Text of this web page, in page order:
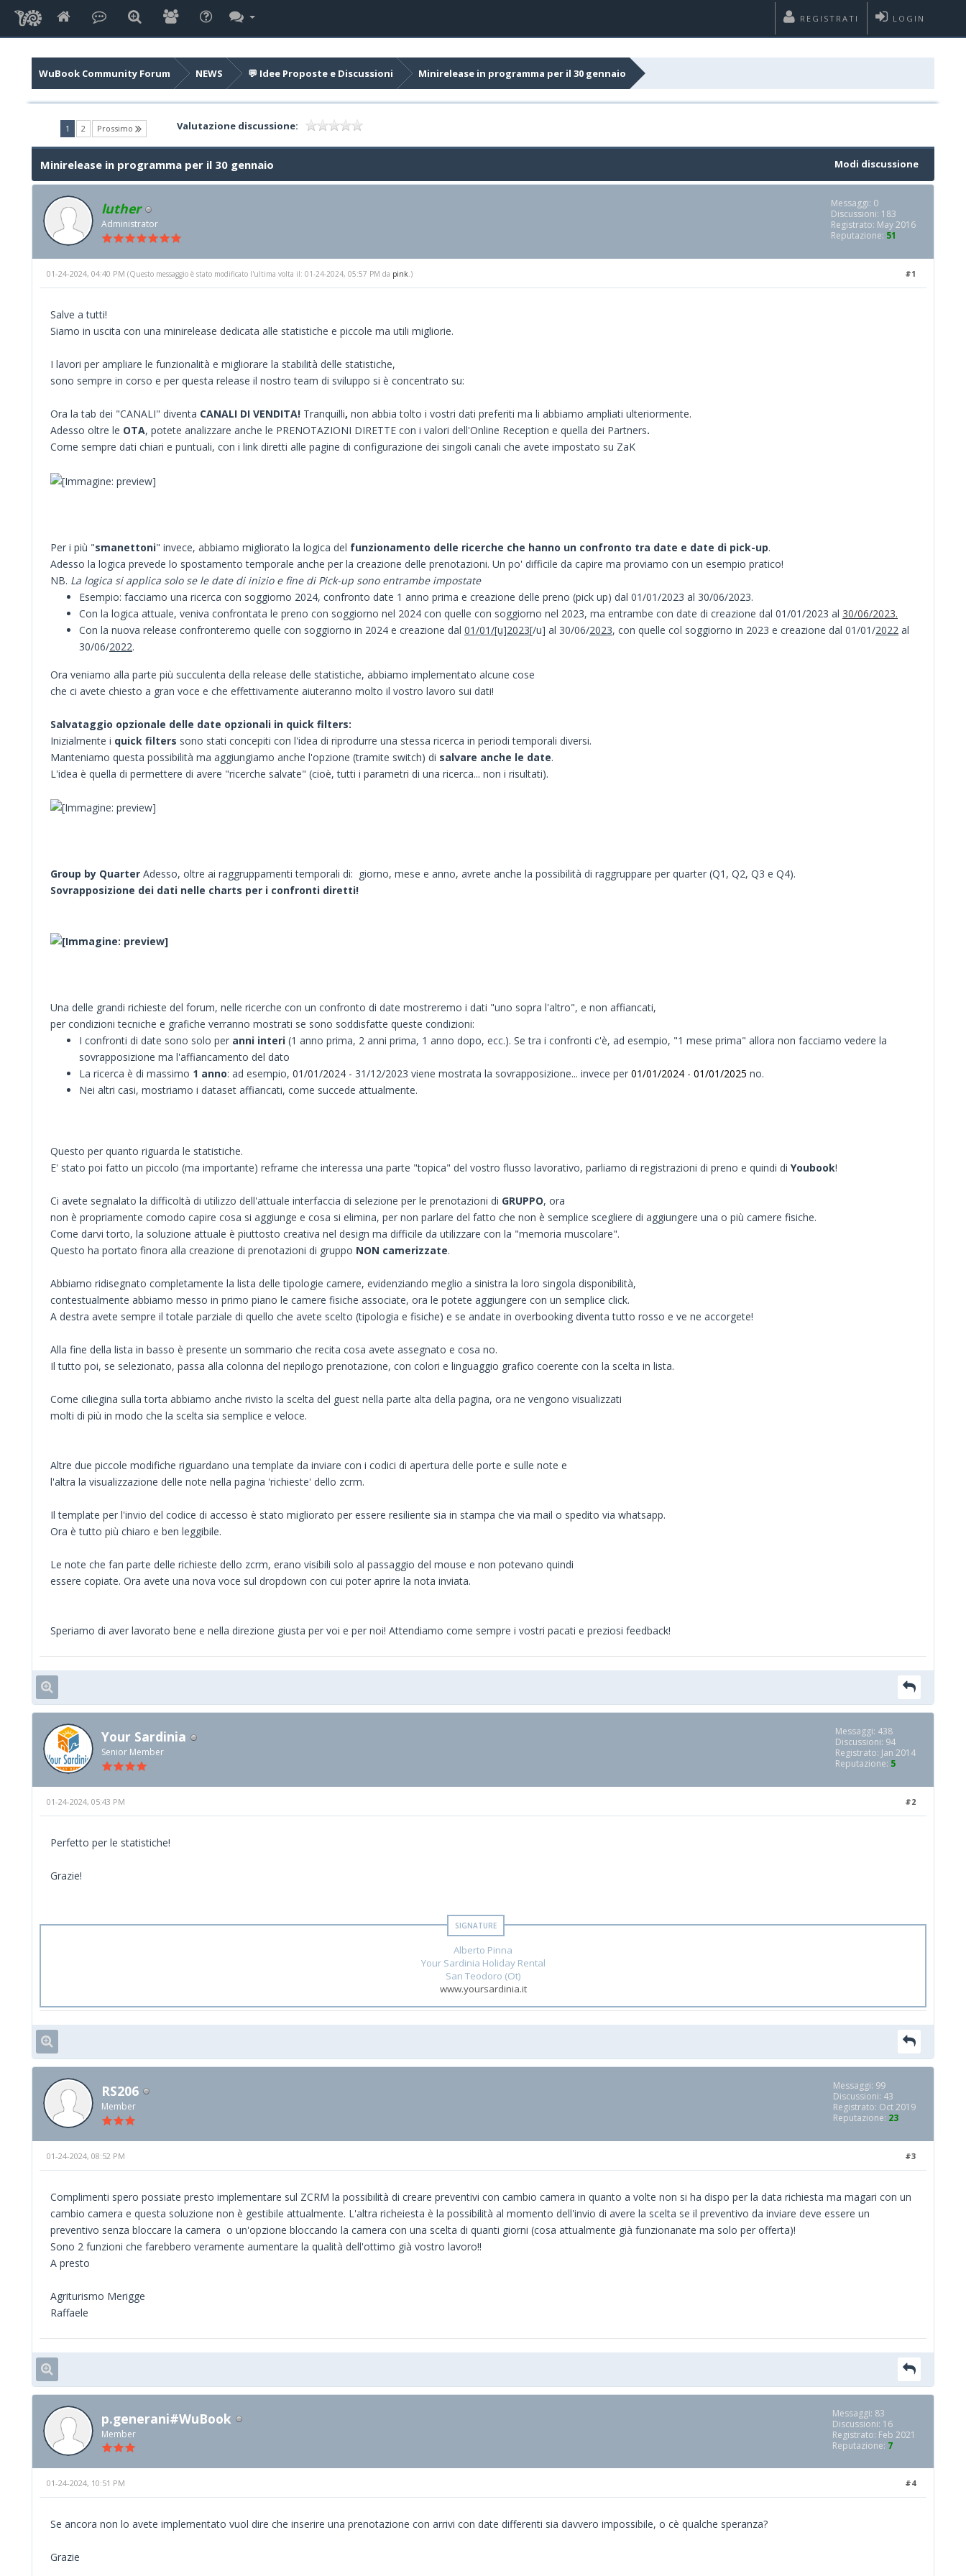
LOGIN
REGISTRATI
WuBook Community Forum NEWS 💬 Idee Proposte e Discussioni Minirelease in programma per il 30 gennaio
1 (current)
2 Prossimo Valutazione discussione:
Modi discussione
Minirelease in programma per il 30 gennaio
luther
Administrator
Messaggi: 0
Discussioni: 183
Registrato: May 2016
Reputazione: 51
#1
01-24-2024, 04:40 PM (Questo messaggio è stato modificato l'ultima volta il: 01-24-2024, 05:57 PM da pink .)
Salve a tutti!
Siamo in uscita con una minirelease dedicata alle statistiche e piccole ma utili migliorie.
I lavori per ampliare le funzionalità e migliorare la stabilità delle statistiche,
sono sempre in corso e per questa release il nostro team di sviluppo si è concentrato su:
Ora la tab dei "CANALI" diventa CANALI DI VENDITA! Tranquilli, non abbia tolto i vostri dati preferiti ma li abbiamo ampliati ulteriormente.
Adesso oltre le OTA, potete analizzare anche le PRENOTAZIONI DIRETTE con i valori dell'Online Reception e quella dei Partners.
Come sempre dati chiari e puntuali, con i link diretti alle pagine di configurazione dei singoli canali che avete impostato su ZaK
Per i più "smanettoni" invece, abbiamo migliorato la logica del funzionamento delle ricerche che hanno un confronto tra date e date di pick-up.
Adesso la logica prevede lo spostamento temporale anche per la creazione delle prenotazioni. Un po' difficile da capire ma proviamo con un esempio pratico!
NB. La logica si applica solo se le date di inizio e fine di Pick-up sono entrambe impostate
Esempio: facciamo una ricerca con soggiorno 2024, confronto date 1 anno prima e creazione delle preno (pick up) dal 01/01/2023 al 30/06/2023.
Con la logica attuale, veniva confrontata le preno con soggiorno nel 2024 con quelle con soggiorno nel 2023, ma entrambe con date di creazione dal 01/01/2023 al 30/06/2023.
Con la nuova release confronteremo quelle con soggiorno in 2024 e creazione dal 01/01/[u]2023[/u] al 30/06/2023, con quelle col soggiorno in 2023 e creazione dal 01/01/2022 al
30/06/2022.
Ora veniamo alla parte più succulenta della release delle statistiche, abbiamo implementato alcune cose
che ci avete chiesto a gran voce e che effettivamente aiuteranno molto il vostro lavoro sui dati!
Salvataggio opzionale delle date opzionali in quick filters:
Inizialmente i quick filters sono stati concepiti con l'idea di riprodurre una stessa ricerca in periodi temporali diversi.
Manteniamo questa possibilità ma aggiungiamo anche l'opzione (tramite switch) di salvare anche le date.
L'idea è quella di permettere di avere "ricerche salvate" (cioè, tutti i parametri di una ricerca... non i risultati).
Group by Quarter Adesso, oltre ai raggruppamenti temporali di: giorno, mese e anno, avrete anche la possibilità di raggruppare per quarter (Q1, Q2, Q3 e Q4).
Sovrapposizione dei dati nelle charts per i confronti diretti!
Una delle grandi richieste del forum, nelle ricerche con un confronto di date mostreremo i dati "uno sopra l'altro", e non affiancati,
per condizioni tecniche e grafiche verranno mostrati se sono soddisfatte queste condizioni:
I confronti di date sono solo per anni interi (1 anno prima, 2 anni prima, 1 anno dopo, ecc.). Se tra i confronti c'è, ad esempio, "1 mese prima" allora non facciamo vedere la
sovrapposizione ma l'affiancamento del dato
La ricerca è di massimo 1 anno: ad esempio, 01/01/2024 - 31/12/2023 viene mostrata la sovrapposizione... invece per 01/01/2024 - 01/01/2025 no.
Nei altri casi, mostriamo i dataset affiancati, come succede attualmente.
Questo per quanto riguarda le statistiche.
E' stato poi fatto un piccolo (ma importante) reframe che interessa una parte "topica" del vostro flusso lavorativo, parliamo di registrazioni di preno e quindi di Youbook!
Ci avete segnalato la difficoltà di utilizzo dell'attuale interfaccia di selezione per le prenotazioni di GRUPPO, ora
non è propriamente comodo capire cosa si aggiunge e cosa si elimina, per non parlare del fatto che non è semplice scegliere di aggiungere una o più camere fisiche.
Come darvi torto, la soluzione attuale è piuttosto creativa nel design ma difficile da utilizzare con la "memoria muscolare".
Questo ha portato finora alla creazione di prenotazioni di gruppo NON camerizzate.
Abbiamo ridisegnato completamente la lista delle tipologie camere, evidenziando meglio a sinistra la loro singola disponibilità,
contestualmente abbiamo messo in primo piano le camere fisiche associate, ora le potete aggiungere con un semplice click.
A destra avete sempre il totale parziale di quello che avete scelto (tipologia e fisiche) e se andate in overbooking diventa tutto rosso e ve ne accorgete!
Alla fine della lista in basso è presente un sommario che recita cosa avete assegnato e cosa no.
Il tutto poi, se selezionato, passa alla colonna del riepilogo prenotazione, con colori e linguaggio grafico coerente con la scelta in lista.
Come ciliegina sulla torta abbiamo anche rivisto la scelta del guest nella parte alta della pagina, ora ne vengono visualizzati
molti di più in modo che la scelta sia semplice e veloce.
Altre due piccole modifiche riguardano una template da inviare con i codici di apertura delle porte e sulle note e
l'altra la visualizzazione delle note nella pagina 'richieste' dello zcrm.
Il template per l'invio del codice di accesso è stato migliorato per essere resiliente sia in stampa che via mail o spedito via whatsapp.
Ora è tutto più chiaro e ben leggibile.
Le note che fan parte delle richieste dello zcrm, erano visibili solo al passaggio del mouse e non potevano quindi
essere copiate. Ora avete una nova voce sul dropdown con cui poter aprire la nota inviata.
Speriamo di aver lavorato bene e nella direzione giusta per voi e per noi! Attendiamo come sempre i vostri pacati e preziosi feedback!
Your Sardinia
Senior Member
Messaggi: 438
Discussioni: 94
Registrato: Jan 2014
Reputazione: 5
#2
01-24-2024, 05:43 PM
Perfetto per le statistiche!
Grazie!
Alberto Pinna
Your Sardinia Holiday Rental
San Teodoro (Ot)
www.yoursardinia.it
RS206
Member
Messaggi: 99
Discussioni: 43
Registrato: Oct 2019
Reputazione: 23
#3
01-24-2024, 08:52 PM
Complimenti spero possiate presto implementare sul ZCRM la possibilità di creare preventivi con cambio camera in quanto a volte non si ha dispo per la data richiesta ma magari con un
cambio camera e questa soluzione non è gestibile attualmente. L'altra richeiesta è la possibilità al momento dell'invio di avere la scelta se il preventivo da inviare deve essere un
preventivo senza bloccare la camera o un'opzione bloccando la camera con una scelta di quanti giorni (cosa attualmente già funzionanate ma solo per offerta)!
Sono 2 funzioni che farebbero veramente aumentare la qualità dell'ottimo già vostro lavoro!!
A presto
Agriturismo Merigge
Raffaele
p.generani#WuBook
Member
Messaggi: 83
Discussioni: 16
Registrato: Feb 2021
Reputazione: 7
#4
01-24-2024, 10:51 PM
Se ancora non lo avete implementato vuol dire che inserire una prenotazione con arrivi con date differenti sia davvero impossibile, o cè qualche speranza?
Grazie